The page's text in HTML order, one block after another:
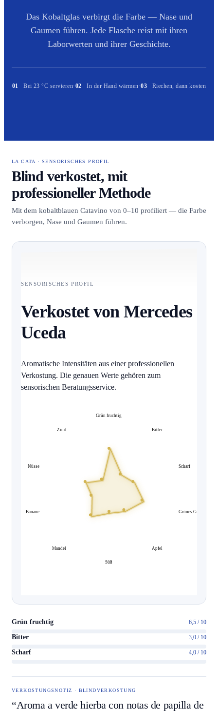
Das Kobaltglas verbirgt die Farbe — Nase und
Gaumen führen. Jede Flasche reist mit ihren
Laborwerten und ihrer Geschichte.
01 Bei 23 °C servieren·02 In der Hand wärmen·03 Riechen, dann kosten
LA CATA · SENSORISCHES PROFIL
Blind verkostet, mit
professioneller Methode
Mit dem kobaltblauen Catavino von 0–10 profiliert — die Farbe
verborgen, Nase und Gaumen führen.
SENSORISCHES PROFIL
Verkostet von Mercedes
Uceda
Aromatische Intensitäten aus einer professionellen
Verkostung. Die genauen Werte gehören zum
sensorischen Beratungsservice.
Grün fruchtig
Bitter
Scharf
Grünes Gras
Apfel
Süß
Mandel
Banane
Nüsse
Zimt
Grün fruchtig 6,5 / 10
Bitter 3,0 / 10
Scharf 4,0 / 10
VERKOSTUNGSNOTIZ · BLINDVERKOSTUNG
“Aroma a verde hierba con notas de papilla de